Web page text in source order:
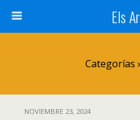
Els
Categorías ›
NOVIEMBRE 23, 2024